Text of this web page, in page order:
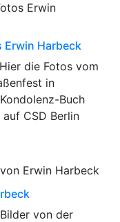
Erwin Harbeck
die Fotos vom
in
Buch
CSD Berlin
von der